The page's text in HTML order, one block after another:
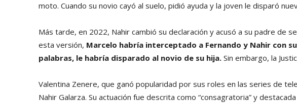
moto. Cuando su novio cayó al suelo, pidió ayuda y la joven le disparó
Más tarde, en 2022, Nahir cambió su declaración y acusó a su padre de
esta versión, Marcelo habría interceptado a Fernando y Nahir con
palabras, le habría disparado al novio de su hija. Sin embargo, la
Valentina Zenere, que ganó popularidad por sus roles en las series de
Nahir Galarza. Su actuación fue descrita como “consagratoria” y